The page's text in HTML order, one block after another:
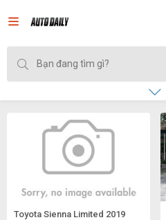
Toyota Sienna Limited 2019